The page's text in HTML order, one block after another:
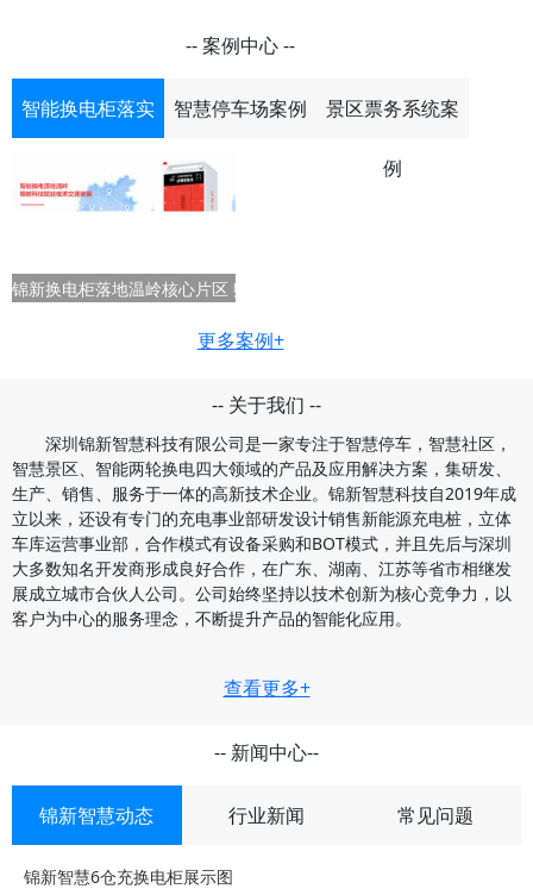
-- 案例中心 --
智能换电柜落实 智慧停车场案例 景区票务系统案
例
锦新换电柜落地温岭核心片区 赋能城市智慧绿色出行升级
更多案例+
-- 关于我们 --
深圳锦新智慧科技有限公司是一家专注于智慧停车，智慧社区，
智慧景区、智能两轮换电四大领域的产品及应用解决方案，集研发、
生产、销售、服务于一体的高新技术企业。锦新智慧科技自2019年成
立以来，还设有专门的充电事业部研发设计销售新能源充电桩，立体
车库运营事业部，合作模式有设备采购和BOT模式，并且先后与深圳
大多数知名开发商形成良好合作，在广东、湖南、江苏等省市相继发
展成立城市合伙人公司。公司始终坚持以技术创新为核心竞争力，以
客户为中心的服务理念，不断提升产品的智能化应用。
查看更多+
-- 新闻中心--
锦新智慧动态 行业新闻 常见问题
锦新智慧6仓充换电柜展示图